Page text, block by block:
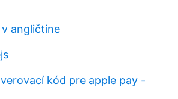
angličtine
kód pre apple pay -